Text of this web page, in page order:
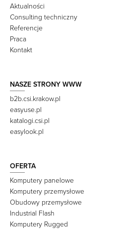
Aktualności
Consulting techniczny
Referencje
Praca
Kontakt
NASZE STRONY WWW
b2b.csi.krakow.pl
easyuse.pl
katalogi.csi.pl
easylook.pl
OFERTA
Komputery panelowe
Komputery przemysłowe
Obudowy przemysłowe
Industrial Flash
Komputery Rugged